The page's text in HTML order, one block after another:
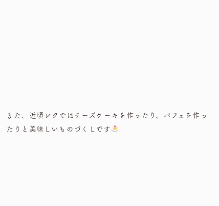
また、近頃レクではチーズケーキを作ったり、パフェを作っ
たりと美味しいものづくしです